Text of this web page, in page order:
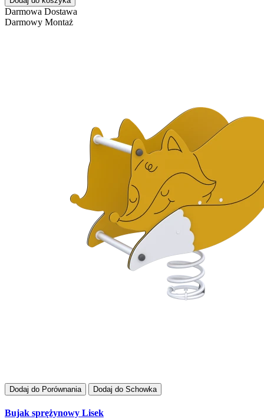
Darmowa Dostawa
Darmowy Montaż
Dodaj do Porównania Dodaj do Schowka
Bujak sprężynowy Lisek